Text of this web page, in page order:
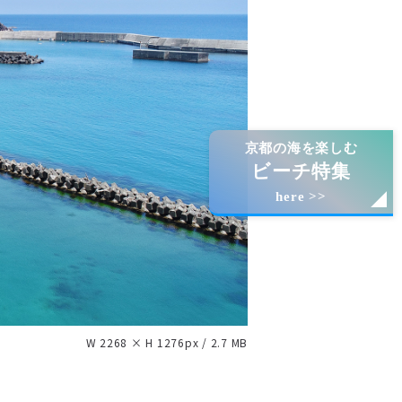
京都の海を楽しむ
ビーチ特集
here >>
W 2268 × H 1276px / 2.7 MB